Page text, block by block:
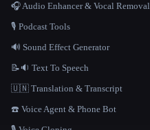
🎧 Audio Enhancer & Vocal Removal
🎙️ Podcast Tools
🔊 Sound Effect Generator
📝🔉 Text To Speech
🇺🇳 Translation & Transcript
☎️ Voice Agent & Phone Bot